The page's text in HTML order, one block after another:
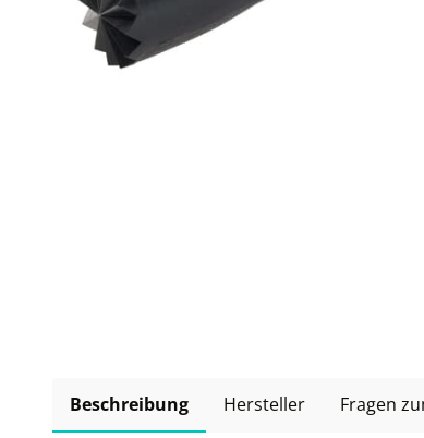
Beschreibung Hersteller Fragen